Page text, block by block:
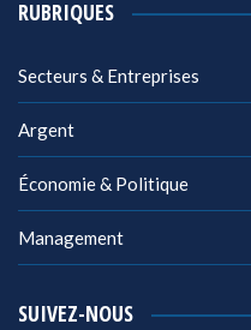
RUBRIQUES
Secteurs & Entreprises
Argent
Économie & Politique
Management
SUIVEZ-NOUS